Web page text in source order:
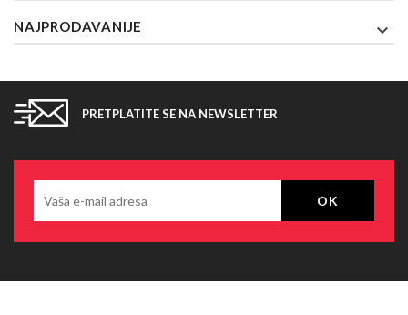
NAJPRODAVANIJE 
PRETPLATITE SE NA NEWSLETTER